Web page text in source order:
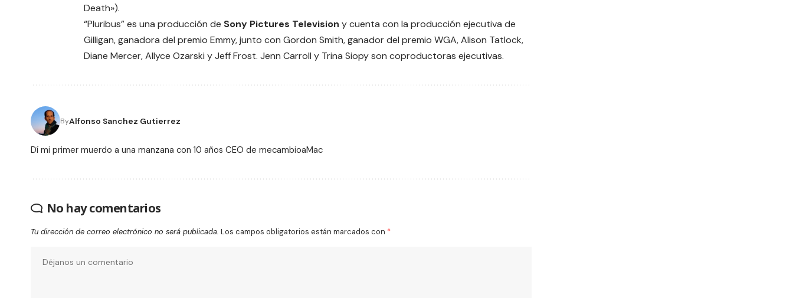
Death»).
“Pluribus” es una producción de Sony Pictures Television y cuenta con la producción ejecutiva de
Gilligan, ganadora del premio Emmy, junto con Gordon Smith, ganador del premio WGA, Alison Tatlock,
Diane Mercer, Allyce Ozarski y Jeff Frost. Jenn Carroll y Trina Siopy son coproductoras ejecutivas.
ByAlfonso Sanchez Gutierrez
Dí mi primer muerdo a una manzana con 10 años CEO de mecambioaMac
No hay comentarios
Tu dirección de correo electrónico no será publicada. Los campos obligatorios están marcados con *